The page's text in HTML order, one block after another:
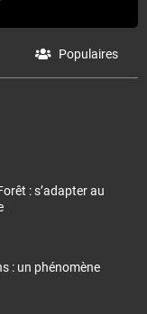
Populaires
: s’adapter au
: un phénomène